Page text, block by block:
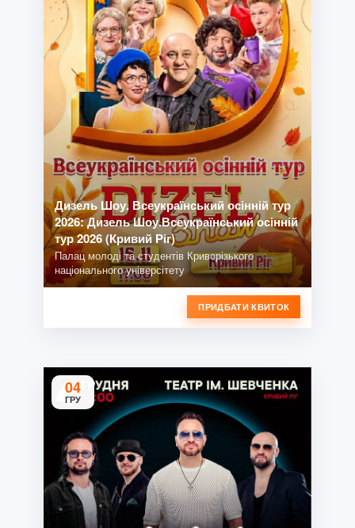
Дизель Шоу. Всеукраїнський осінній тур
2026: Дизель Шоу.Всеукраїнський осінній
тур 2026 (Кривий Ріг)
Палац молоді та студентів Криворізького
національного універсітету
ПРИДБАТИ КВИТОК
04
ГРУ